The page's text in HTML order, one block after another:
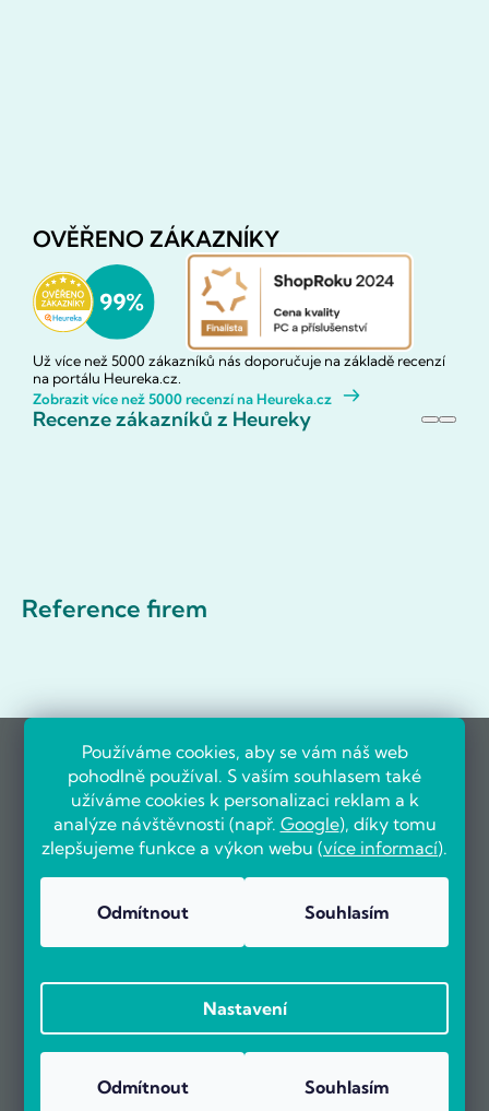
Používáme cookies, aby se vám náš web
pohodlně používal. S vaším souhlasem také
užíváme cookies k personalizaci reklam a k
analýze návštěvnosti (např. Google), díky tomu
zlepšujeme funkce a výkon webu (více informací).
Odmítnout Souhlasím
Nastavení
Odmítnout Souhlasím
OVĚŘENO ZÁKAZNÍKY
Už více než 5000 zákazníků nás doporučuje na základě recenzí
na portálu Heureka.cz.
Zobrazit více než 5000 recenzí na Heureka.cz
Recenze zákazníků z Heureky
Reference firem